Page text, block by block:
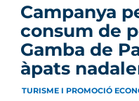
Campanya
consum de
Gamba de
àpats
TURISME I PROMOCIÓ